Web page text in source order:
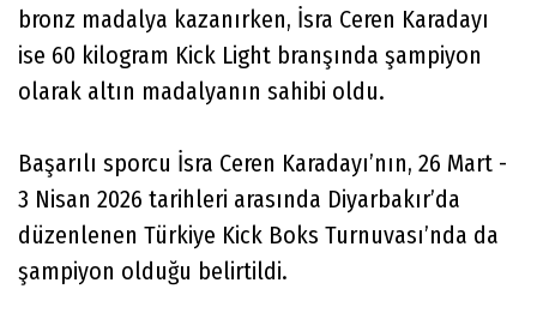
bronz madalya kazanırken, İsra Ceren Karadayı
ise 60 kilogram Kick Light branşında şampiyon
olarak altın madalyanın sahibi oldu.
Başarılı sporcu İsra Ceren Karadayı’nın, 26 Mart -
3 Nisan 2026 tarihleri arasında Diyarbakır’da
düzenlenen Türkiye Kick Boks Turnuvası’nda da
şampiyon olduğu belirtildi.